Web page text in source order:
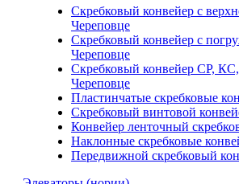
Скребковый конвейер с
Череповце
Скребковый конвейер с
Череповце
Скребковый конвейер СР,
Череповце
Пластинчатые скребковые
Скребковый винтовой
Конвейер ленточный
Наклонные скребковые
Передвижной скребковый